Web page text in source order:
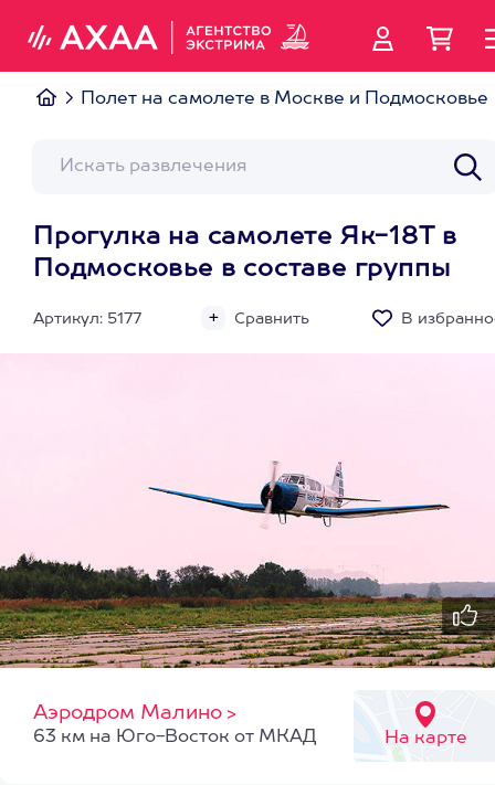
Полет на самолете в Москве и Подмосковье
Прогулка на самолете Як-18Т в
Подмосковье в составе группы
Артикул: 5177 Сравнить В
Аэродром Малино >
На карте
63 км на Юго-Восток от МКАД